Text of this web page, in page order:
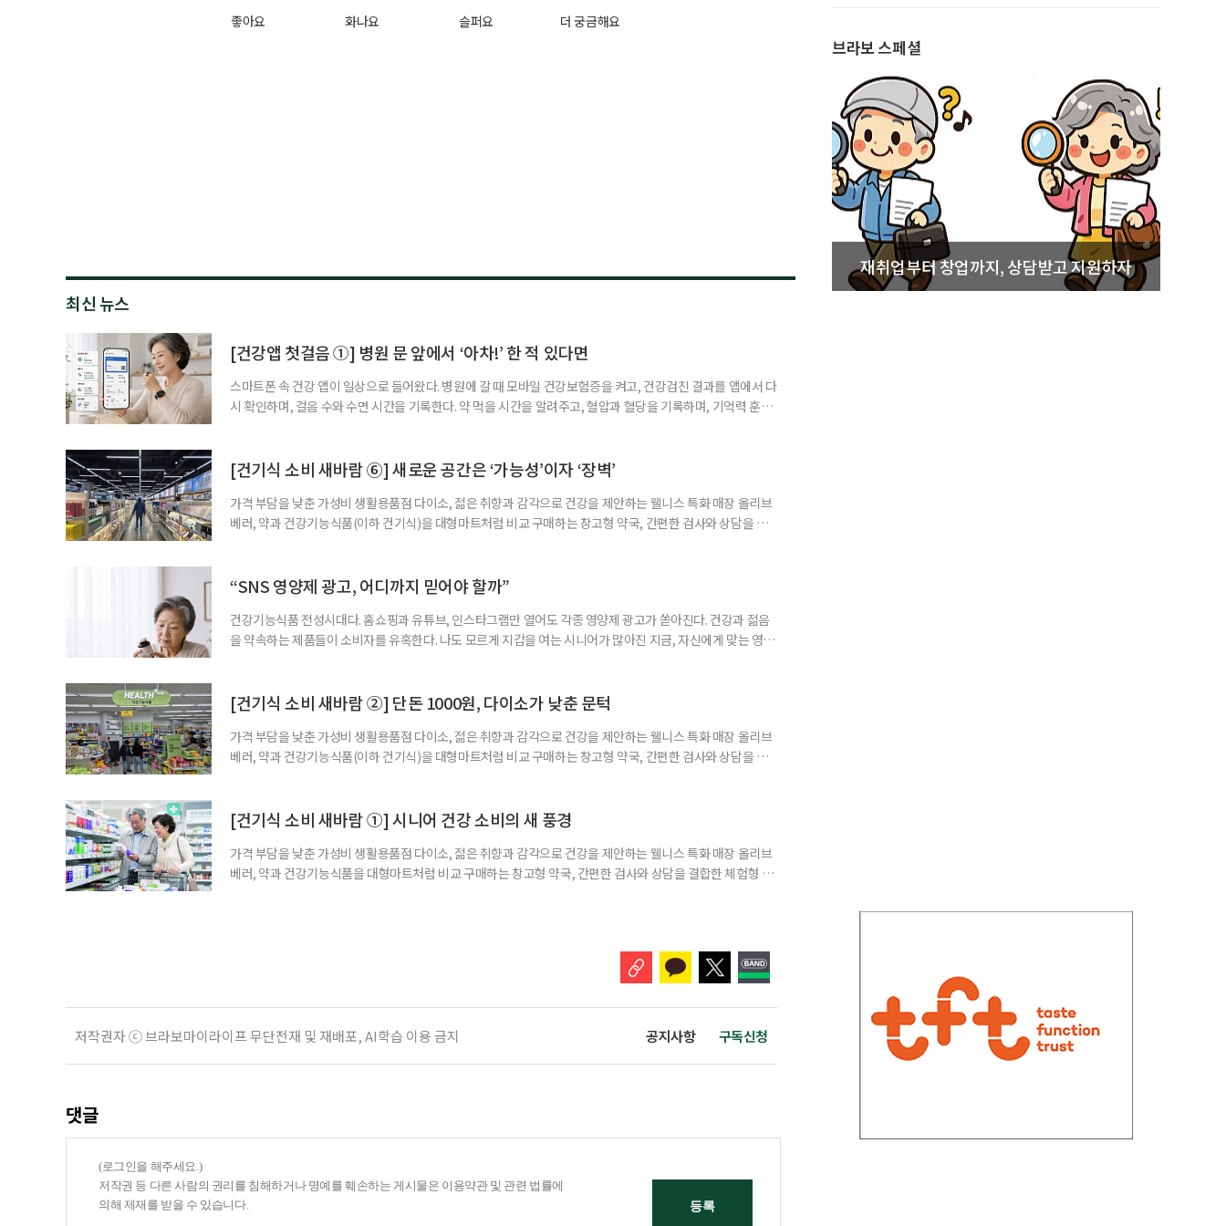
좋아요 화나요 슬퍼요 더 궁금해요
최신 뉴스
[건강앱 첫걸음 ①] 병원 문 앞에서 ‘아차!’ 한 적 있다면
스마트폰 속 건강 앱이 일상으로 들어왔다. 병원에 갈 때 모바일 건강보험증을 켜고, 건강검진 결과를 앱에서 다
시 확인하며, 걸음 수와 수면 시간을 기록한다. 약 먹을 시간을 알려주고, 혈압과 혈당을 기록하며, 기억력 훈련
워치나 운동 앱을 먼저 떠올리기 쉽다. 하지만 시니어에게 가장 먼저 필요한 디지털 건강 도구는 의외로
[건기식 소비 새바람 ⑥] 새로운 공간은 ‘가능성’이자 ‘장벽’
가격 부담을 낮춘 가성비 생활용품점 다이소, 젊은 취향과 감각으로 건강을 제안하는 웰니스 특화 매장 올리브
베러, 약과 건강기능식품(이하 건기식)을 대형마트처럼 비교 구매하는 창고형 약국, 간편한 검사와 상담을 결
용하면 좋을지 현장을 직접 방문해 살펴봤다. 다이소, 올리브베러, 창고형·체험형 약국까지. 건기식을 구매할
“SNS 영양제 광고, 어디까지 믿어야 할까”
건강기능식품 전성시대다. 홈쇼핑과 유튜브, 인스타그램만 열어도 각종 영양제 광고가 쏟아진다. 건강과 젊음
을 약속하는 제품들이 소비자를 유혹한다. 나도 모르게 지갑을 여는 시니어가 많아진 지금, 자신에게 맞는 영양
황 프로젝트’가 SNS를 중심으로 펼쳐지고 있다. 연예인과 인플루언서가 추천하는 제품 광고를 보다 보면, 그
[건기식 소비 새바람 ②] 단돈 1000원, 다이소가 낮춘 문턱
가격 부담을 낮춘 가성비 생활용품점 다이소, 젊은 취향과 감각으로 건강을 제안하는 웰니스 특화 매장 올리브
베러, 약과 건강기능식품(이하 건기식)을 대형마트처럼 비교 구매하는 창고형 약국, 간편한 검사와 상담을 결
용하면 좋을지 현장을 직접 방문해 살펴봤다. 다이소 건기식 코너에서 가장 먼저 눈에 띄는 것은 가격이다. 100
[건기식 소비 새바람 ①] 시니어 건강 소비의 새 풍경
가격 부담을 낮춘 가성비 생활용품점 다이소, 젊은 취향과 감각으로 건강을 제안하는 웰니스 특화 매장 올리브
베러, 약과 건강기능식품을 대형마트처럼 비교 구매하는 창고형 약국, 간편한 검사와 상담을 결합한 체험형 약
저작권자 ⓒ 브라보마이라이프 무단전재 및 재배포, AI학습 이용 금지 공지사항 구독신청
댓글
브라보 스페셜
재취업부터 창업까지, 상담받고 지원하자